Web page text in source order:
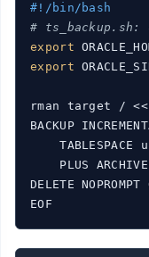
#!/bin/bash
# ts_backup.sh: 特
export
export
rman target /
BACKUP
TABLESPACE
PLUS
DELETE NOPROMPT